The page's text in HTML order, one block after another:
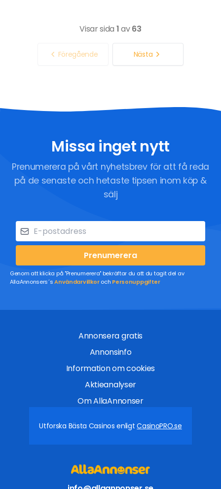
Visar sida 1av63
Föregående Nästa
Missa inget nytt
Prenumerera på vårt nyhetsbrev för att få reda
på de senaste och hetaste tipsen inom köp &
sälj
Prenumerera
Genom att klicka på "Prenumerera" bekräftar du att du tagit del av
AllaAnnonsers´sAnvändarvillkoroch Personuppgifter
Annonsera gratis
Annonsinfo
Information om cookies
Aktieanalyser
Om AllaAnnonser
Utforska Bästa Casinos enligtCasinoPRO.se